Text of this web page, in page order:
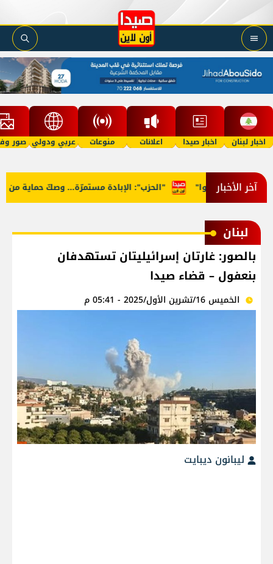
اخبار لبنان اخبار صيدا اعلانات منوعات عربي ودولي صور
آخر الأخبار "الحزب": الإبادة مستمرّة... وصكّ حماية من ارتاحوا"
لبنان
بالصور: غارتان إسرائيليتان تستهدفان
بنعفول – قضاء صيدا
الخميس 16/تشرين الأول/2025 - 05:41 م
ليبانون ديبايت